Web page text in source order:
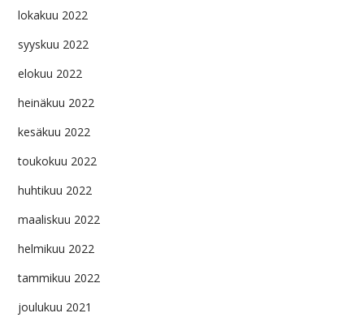
lokakuu 2022
syyskuu 2022
elokuu 2022
heinäkuu 2022
kesäkuu 2022
toukokuu 2022
huhtikuu 2022
maaliskuu 2022
helmikuu 2022
tammikuu 2022
joulukuu 2021